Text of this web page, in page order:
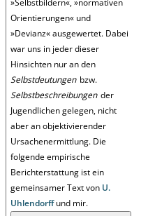
»Selbstbildern«,»normativen
Orientierungen« und
»Devianz«ausgewertet. Dabei
war uns in jeder dieser
Hinsichten nur an den
Selbstdeutungen bzw.
Selbstbeschreibungen der
Jugendlichen gelegen, nicht
aber an objektivierender
Ursachenermittlung. Die
folgende empirische
Berichterstattung ist ein
gemeinsamer Text von U.
Uhlendorffund mir.